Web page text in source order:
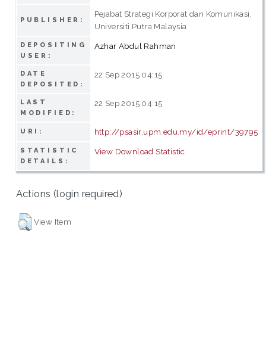
PUBLISHER:
Pejabat Strategi Korporat dan Komunikasi,
Universiti Putra Malaysia
DEPOSITING
USER:
Azhar Abdul Rahman
DATE
DEPOSITED:
22 Sep 2015 04:15
LAST
MODIFIED:
22 Sep 2015 04:15
URI: http://psasir.upm.edu.my/id/eprint/39795
STATISTIC
DETAILS:
View Download Statistic
Actions (login required)
View Item